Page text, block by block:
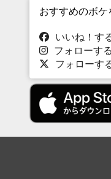
おすすめのボ
いいね！す
フォローする
フォローす